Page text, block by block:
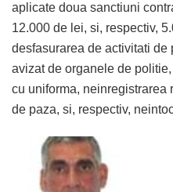
aplicate doua sanctiuni
12.000 de lei, si, respectiv,
desfasurarea de activitati de
avizat de organele de
cu uniforma, neinregistrarea
de paza, si, respectiv,